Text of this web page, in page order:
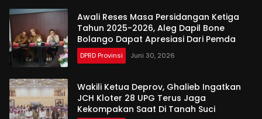
Awali Reses Masa Persidangan Ketiga
Tahun 2025-2026, Aleg Dapil Bone
Bolango Dapat Apresiasi Dari Pemda
DPRD Provinsi Juni 30, 2026
Wakili Ketua Deprov, Ghalieb Ingatkan
JCH Kloter 28 UPG Terus Jaga
Kekompakan Saat Di Tanah Suci